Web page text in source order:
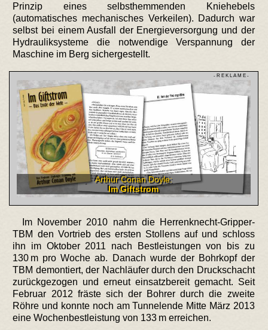
Prinzip eines selbsthemmenden Kniehebels
(automatisches mechanisches Verkeilen). Dadurch war
selbst bei einem Ausfall der Energieversorgung und der
Hydrauliksysteme die notwendige Verspannung der
Maschine im Berg sichergestellt.
- R E K L A M E -
Arthur Conan Doyle:
Im Giftstrom
Im November 2010 nahm die Herrenknecht-Gripper-
TBM den Vortrieb des ersten Stollens auf und schloss
ihn im Oktober 2011 nach Bestleistungen von bis zu
130 m pro Woche ab. Danach wurde der Bohrkopf der
TBM demontiert, der Nachläufer durch den Druckschacht
zurückgezogen und erneut einsatzbereit gemacht. Seit
Februar 2012 fräste sich der Bohrer durch die zweite
Röhre und konnte noch am Tunnelende Mitte März 2013
eine Wochenbestleistung von 133 m erreichen.